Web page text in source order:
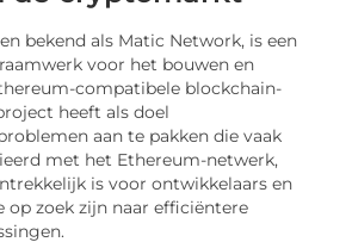
bekend als Matic Network, is een
voor het bouwen en
compatibele blockchain-
heeft als doel
aan te pakken die vaak
met het Ethereum-netwerk,
is voor ontwikkelaars en
op zoek zijn naar efficiëntere